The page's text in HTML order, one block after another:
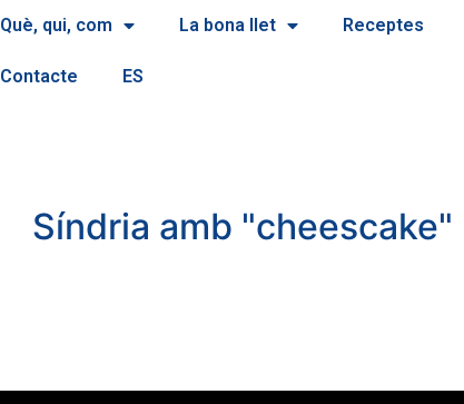
Què, qui, com La bona llet Receptes
Contacte ES
Síndria amb "cheescake"